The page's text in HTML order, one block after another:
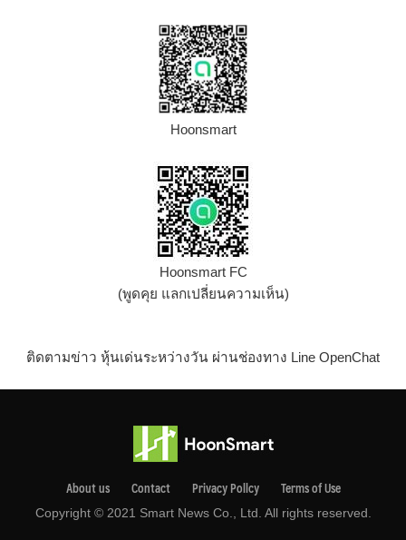
Hoonsmart
Hoonsmart FC
(พูดคุย แลกเปลี่ยนความเห็น)
ติดตามข่าว หุ้นเด่นระหว่างวัน ผ่านช่องทาง Line OpenChat
About us Contact Privacy Pollcy Terms of Use
Copyright © 2021 Smart News Co., Ltd. All rights reserved.